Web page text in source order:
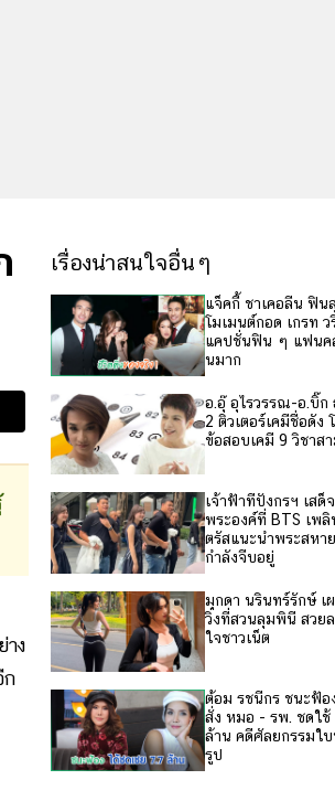
าง
ก
เรื่องน่าสนใจอื่นๆ
แจ็คกี้ ชาเคอลีน ฟิน
โมเมนต์กอด เกรท
แคปชั่นฟิน ๆ แฟนค
นมาก
อ.อุ๊ อุไรวรรณ-อ.บิ๊ก
2 ติวเตอร์เคมีชื่อดัง
ข้อสอบเคมี 9 วิชาส
เจ้าฟ้าทีปังกรฯ เสด็
พระองค์ที่ BTS เพลิ
ตรัสแนะนำพระสหา
กำลังจีบอยู่
มุกดา นรินทร์รักษ์ เ
วิ่งที่สวนลุมพินี สวย
ใจชาวเน็ต
ต้อม รชนีกร ชนะฟ้อ
สั่ง หมอ - รพ. ชดใช้
ล้าน คดีศัลยกรรมใ
รูป